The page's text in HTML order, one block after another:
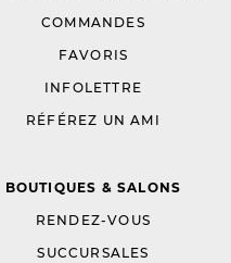
COMMANDES
FAVORIS
INFOLETTRE
RÉFÉREZ UN AMI
BOUTIQUES & SALONS
RENDEZ-VOUS
SUCCURSALES